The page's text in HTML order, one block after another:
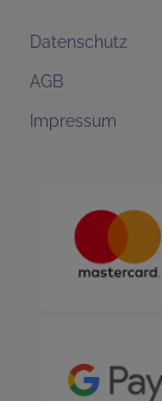
Datenschutz
AGB
Impressum